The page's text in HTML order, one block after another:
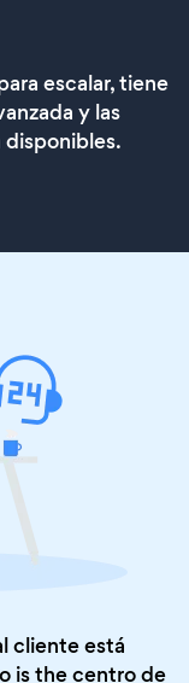
escalar, tiene
y las
cliente está
is thecentro de